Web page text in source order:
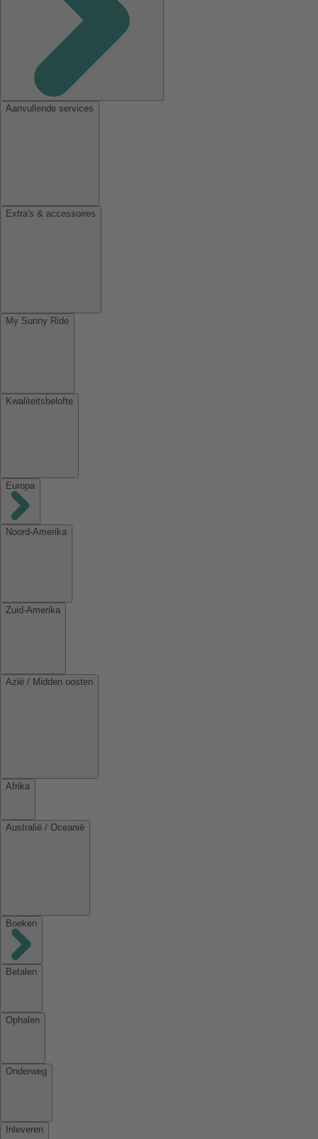
Aanvullende services
Extra's & accessoires
My Sunny Ride
Kwaliteitsbelofte
Europa
Noord-Amerika
Zuid-Amerika
Azië / Midden oosten
Afrika
Australië / Oceanië
Boeken
Betalen
Ophalen
Onderweg
Inleveren